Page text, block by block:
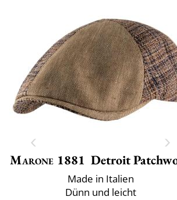
Marone 1881 Detroit
Made in Italien
Dünn und leicht